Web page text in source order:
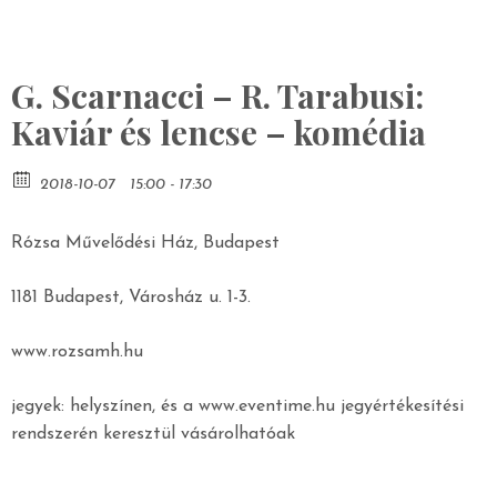
G. Scarnacci – R. Tarabusi:
Kaviár és lencse – komédia
2018-10-07 15:00 - 17:30
Rózsa Művelődési Ház, Budapest
1181 Budapest, Városház u. 1-3.
www.rozsamh.hu
jegyek: helyszínen, és a www.eventime.hu jegyértékesítési
rendszerén keresztül vásárolhatóak